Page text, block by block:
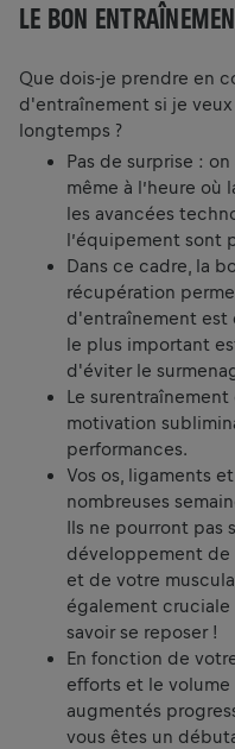
LE BON
Que dois-je prendre en
d'entraînement si je
longtemps ?
Pas de surprise :
même à l’heure où
les avancées
l’équipement sont
Dans ce cadre, la
récupération
d'entraînement est
le plus important
d'éviter le
Le
motivation
performances.
Vos os, ligaments
nombreuses
Ils ne pourront pas
développement de
et de votre
également cruciale
savoir se reposer !
En fonction de
efforts et le
augmentés
vous êtes un